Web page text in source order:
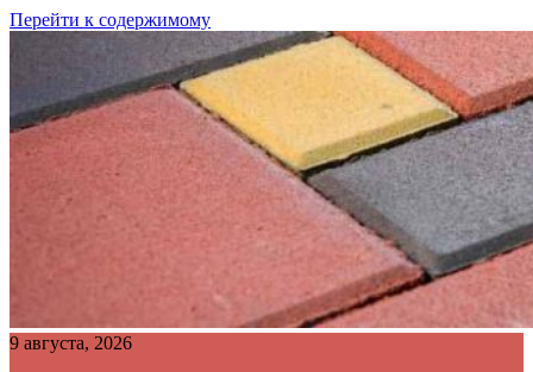
Перейти к содержимому
9 августа, 2026